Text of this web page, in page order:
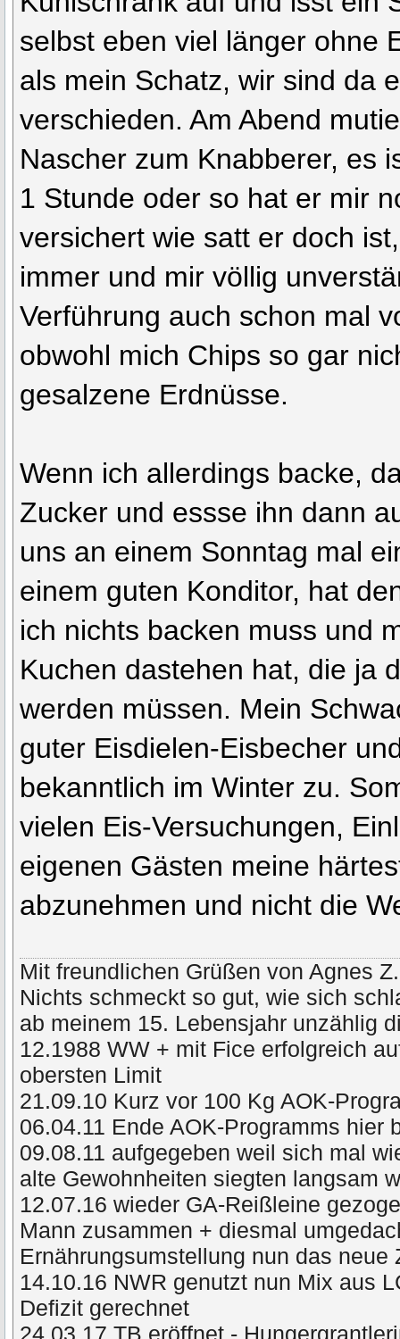
selbst eben viel länger ohne
als mein Schatz, wir sind da
verschieden. Am Abend
Nascher zum Knabberer, es
1 Stunde oder so hat er mir
versichert wie satt er doch
immer und mir völlig
Verführung auch schon mal
obwohl mich Chips so gar
gesalzene Erdnüsse.
Wenn ich allerdings backe,
Zucker und essse ihn dann
uns an einem Sonntag mal
einem guten Konditor, hat
ich nichts backen muss und
Kuchen dastehen hat, die ja
werden müssen. Mein
guter Eisdielen-Eisbecher
bekanntlich im Winter zu.
vielen Eis-Versuchungen,
eigenen Gästen meine
abzunehmen und nicht die
Mit freundlichen Grüßen von Agnes Z.
Nichts schmeckt so gut, wie sich
ab meinem 15. Lebensjahr unzählig
12.1988 WW + mit Fice erfolgreich
obersten Limit
21.09.10 Kurz vor 100 Kg AOK-
06.04.11 Ende AOK-Programms hier
09.08.11 aufgegeben weil sich mal
alte Gewohnheiten siegten langsam
12.07.16 wieder GA-Reißleine
Mann zusammen + diesmal
Ernährungsumstellung nun das neue
14.10.16 NWR genutzt nun Mix aus
Defizit gerechnet
24.03.17 TB eröffnet -